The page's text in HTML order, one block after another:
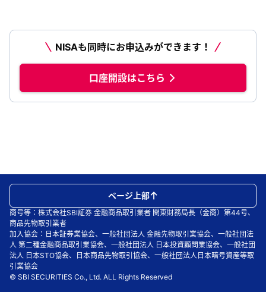
NISAも同時にお申込みができます！
口座開設はこちら
商号等：株式会社SBI証券 金融商品取引業者 関東財務局長（金商）第44号、
商品先物取引業者
加入協会：日本証券業協会、一般社団法人 金融先物取引業協会、一般社団法
人 第二種金融商品取引業協会、一般社団法人 日本投資顧問業協会、一般社団
法人 日本STO協会、日本商品先物取引協会、一般社団法人日本暗号資産等取
引業協会
© SBI SECURITIES Co., Ltd. ALL Rights Reserved
ページ上部